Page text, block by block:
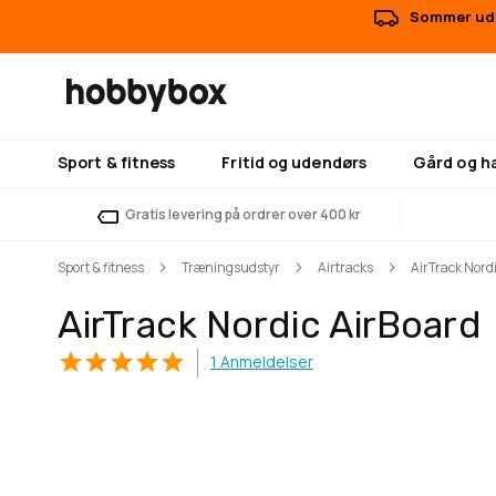
Sommer
Sport & fitness Fritid og udendørs Gård og
Gratis levering på ordrer over 400 kr
Sport & fitness Træningsudstyr Airtracks AirTrack
AirTrack Nordic AirBoard
1 Anmeldelser